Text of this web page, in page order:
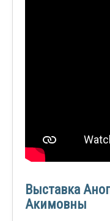
Выставка
Акимовны